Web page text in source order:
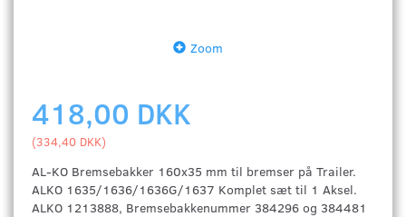
Zoom
418,00 DKK
(334,40 DKK)
AL-KO Bremsebakker 160x35 mm til bremser på Trailer.
ALKO 1635/1636/1636G/1637 Komplet sæt til 1 Aksel.
ALKO 1213888, Bremsebakkenummer 384296 og 384481